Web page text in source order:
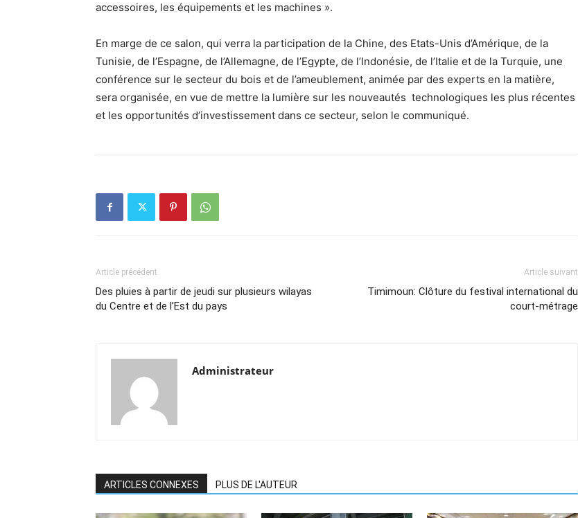
accessoires, les équipements et les machines ».
En marge de ce salon, qui verra la participation de la Chine, des Etats-Unis d’Amérique, de la
Tunisie, de l’Espagne, de l’Allemagne, de l’Egypte, de l’Indonésie, de l’Italie et de la Turquie, une
conférence sur le secteur du bois et de l’ameublement, animée par des experts en la matière,
sera organisée, en vue de mettre la lumière sur les nouveautés technologiques les plus récentes
et les opportunités d’investissement dans ce secteur, selon le communiqué.
Article précédent
Des pluies à partir de jeudi sur plusieurs wilayas
du Centre et de l’Est du pays
Article suivant
Timimoun: Clôture du festival international du
court-métrage
Administrateur
ARTICLES CONNEXES PLUS DE L'AUTEUR